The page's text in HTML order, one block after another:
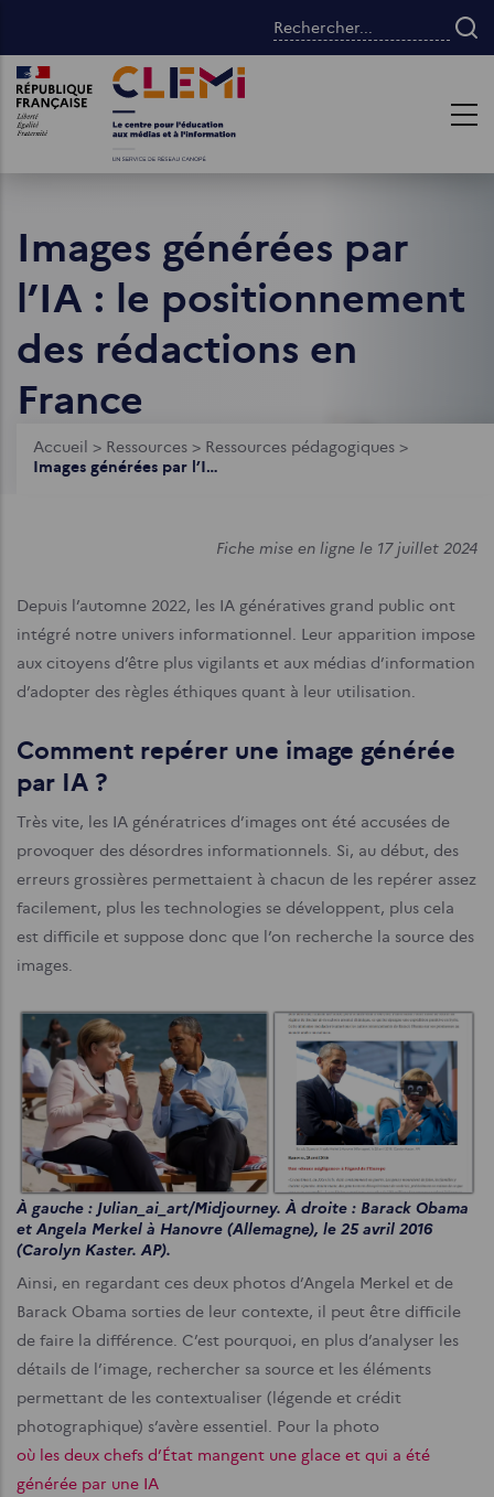
contenu
principal
Rechercher...
Images Images
Images générées par
l’IA : le positionnement
des rédactions en
France
Fil
Accueil > Ressources > Ressources pédagogiques >
Images générées par l’IA : le positionnement des rédactions en France
Fiche mise en ligne le 17 juillet 2024
Depuis l’automne 2022, les IA génératives grand public ont
intégré notre univers informationnel. Leur apparition impose
aux citoyens d’être plus vigilants et aux médias d’information
d’adopter des règles éthiques quant à leur utilisation.
Comment repérer une image générée
par IA ?
Très vite, les IA génératrices d’images ont été accusées de
provoquer des désordres informationnels. Si, au début, des
erreurs grossières permettaient à chacun de les repérer assez
facilement, plus les technologies se développent, plus cela
est difficile et suppose donc que l’on recherche la source des
images.
À gauche : Julian_ai_art/Midjourney. À droite : Barack Obama
et Angela Merkel à Hanovre (Allemagne), le 25 avril 2016
(Carolyn Kaster. AP).
Ainsi, en regardant ces deux photos d’Angela Merkel et de
Barack Obama sorties de leur contexte, il peut être difficile
de faire la différence. C’est pourquoi, en plus d’analyser les
détails de l’image, rechercher sa source et les éléments
permettant de les contextualiser (légende et crédit
photographique) s’avère essentiel. Pour la photo
où les deux chefs d’État mangent une glace et qui a été
générée par une IA